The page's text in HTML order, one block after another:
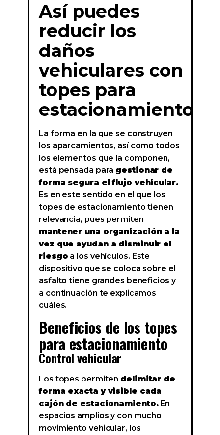
Así puedes
reducir los
daños
vehiculares con
topes para
estacionamiento
La forma en la que se construyen
los aparcamientos, así como todos
los elementos que la componen,
está pensada para gestionar de
forma segura el flujo vehicular.
Es en este sentido en el que los
topes de estacionamiento tienen
relevancia, pues permiten
mantener una organización a la
vez que ayudan a disminuir el
riesgo a los vehículos. Este
dispositivo que se coloca sobre el
asfalto tiene grandes beneficios y
a continuación te explicamos
cuáles.
Beneficios de los topes
para estacionamiento
Control vehicular
Los topes permiten delimitar de
forma exacta y visible cada
cajón de estacionamiento.En
espacios amplios y con mucho
movimiento vehicular, los